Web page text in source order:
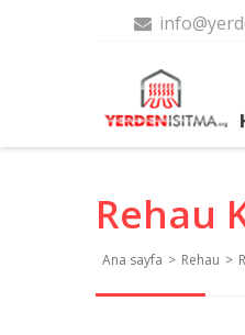
Rehau
Ana sayfa > Rehau >